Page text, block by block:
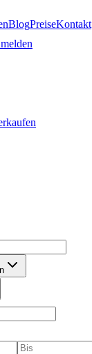
BlogPreiseKontakt